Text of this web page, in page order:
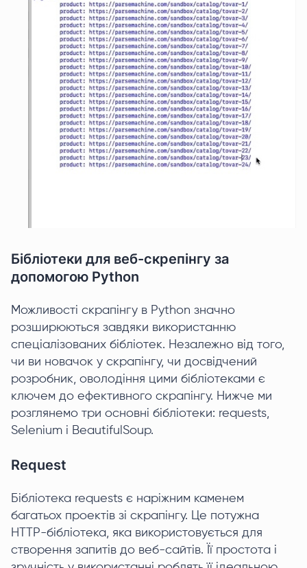
Бібліотеки для веб-скрепінгу за
допомогою Python
Можливості скрапінгу в Python значно
розширюються завдяки використанню
спеціалізованих бібліотек. Незалежно від того,
чи ви новачок у скрапінгу, чи досвідчений
розробник, оволодіння цими бібліотеками є
ключем до ефективного скрапінгу. Нижче ми
розглянемо три основні бібліотеки: requests,
Selenium і BeautifulSoup.
Request
Бібліотека requests є наріжним каменем
багатьох проектів зі скрапінгу. Це потужна
HTTP-бібліотека, яка використовується для
створення запитів до веб-сайтів. Її простота і